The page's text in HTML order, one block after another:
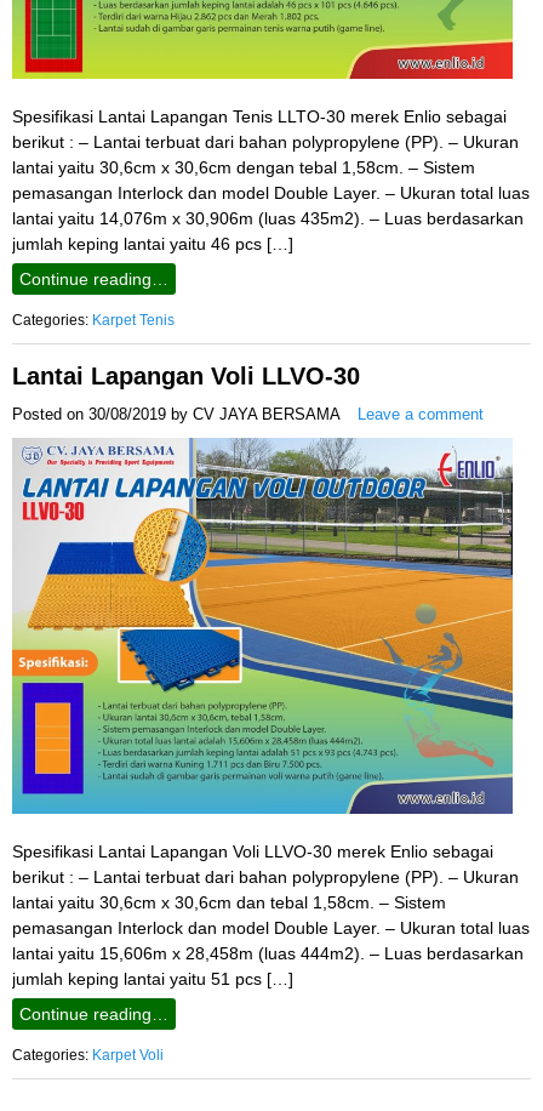
Spesifikasi Lantai Lapangan Tenis LLTO-30 merek Enlio sebagai
berikut : – Lantai terbuat dari bahan polypropylene (PP). – Ukuran
lantai yaitu 30,6cm x 30,6cm dengan tebal 1,58cm. – Sistem
pemasangan Interlock dan model Double Layer. – Ukuran total luas
lantai yaitu 14,076m x 30,906m (luas 435m2). – Luas berdasarkan
jumlah keping lantai yaitu 46 pcs […]
Continue reading…
Categories: Karpet Tenis
Lantai Lapangan Voli LLVO-30
Posted on 30/08/2019 by CV JAYA BERSAMA Leave a comment
Spesifikasi Lantai Lapangan Voli LLVO-30 merek Enlio sebagai
berikut : – Lantai terbuat dari bahan polypropylene (PP). – Ukuran
lantai yaitu 30,6cm x 30,6cm dan tebal 1,58cm. – Sistem
pemasangan Interlock dan model Double Layer. – Ukuran total luas
lantai yaitu 15,606m x 28,458m (luas 444m2). – Luas berdasarkan
jumlah keping lantai yaitu 51 pcs […]
Continue reading…
Categories: Karpet Voli